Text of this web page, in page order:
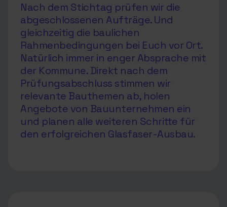
Nach dem Stichtag prüfen wir die
abgeschlossenen Aufträge. Und
gleichzeitig die baulichen
Rahmenbedingungen bei Euch vor Ort.
Natürlich immer in enger Absprache mit
der Kommune. Direkt nach dem
Prüfungsabschluss stimmen wir
relevante Bauthemen ab, holen
Angebote von Bauunternehmen ein
und planen alle weiteren Schritte für
den erfolgreichen Glasfaser-Ausbau.